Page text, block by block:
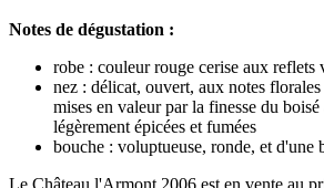
Notes de dégustation :
robe : couleur rouge cerise aux reflets
nez : délicat, ouvert, aux notes
mises en valeur par la finesse du boisé
légèrement épicées et fumées
bouche : voluptueuse, ronde, et d'une
Le Château l'Armont 2006 est en vente au